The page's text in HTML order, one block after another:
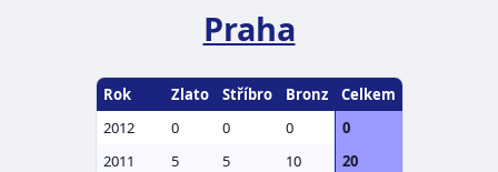
Praha
Rok Zlato Stříbro Bronz
Celkem
2012
0 0 0
0
2011
5 5 10
20